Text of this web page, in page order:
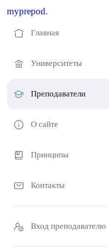
myprepod.
Главная
Университеты
Преподаватели
О сайте
Принципы
Контакты
Вход преподавателю